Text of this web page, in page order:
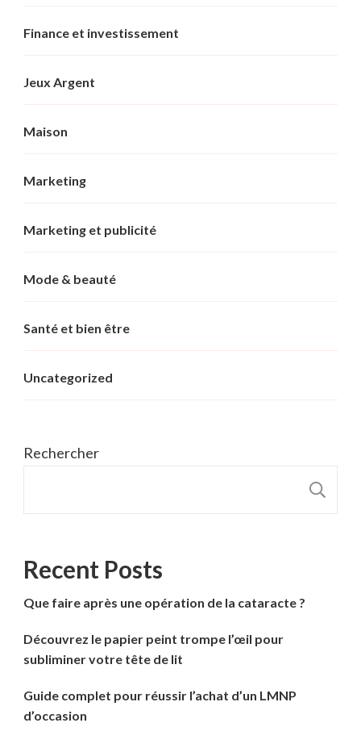
Finance et investissement
Jeux Argent
Maison
Marketing
Marketing et publicité
Mode & beauté
Santé et bien être
Uncategorized
Rechercher
Recent Posts
Que faire après une opération de la cataracte ?
Découvrez le papier peint trompe l’œil pour
subliminer votre tête de lit
Guide complet pour réussir l’achat d’un LMNP
d’occasion